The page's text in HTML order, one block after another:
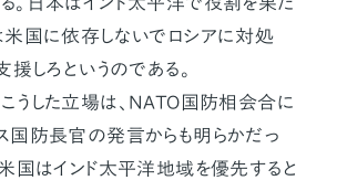
米国に依存しないでロシアに対処
援しろというのである。
うした立場は、NATO国防相会合に
国防長官の発言からも明らかだっ
米国はインド太平洋地域を優先すると